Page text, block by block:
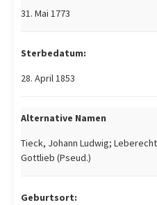
31. Mai 1773
Sterbedatum:
28. April 1853
Alternative Namen
Tieck, Johann Ludwig;
Gottlieb (Pseud.)
Geburtsort: